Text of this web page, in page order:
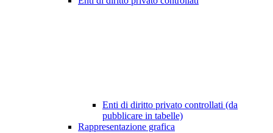
Enti di diritto privato controllati (da
pubblicare in tabelle)
Rappresentazione grafica